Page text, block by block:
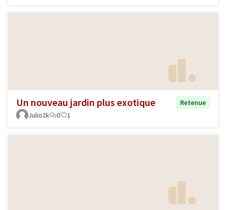
Un nouveau jardin plus exotique
Retenue
Julio2k
0 1